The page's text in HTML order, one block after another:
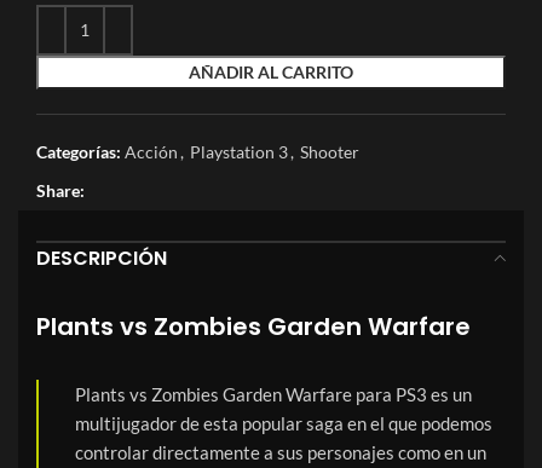
AÑADIR AL CARRITO
Categorías: Acción, Playstation 3, Shooter
Share:
DESCRIPCIÓN
Plants vs Zombies Garden Warfare
Plants vs Zombies Garden Warfare para PS3 es un
multijugador de esta popular saga en el que podemos
controlar directamente a sus personajes como en un